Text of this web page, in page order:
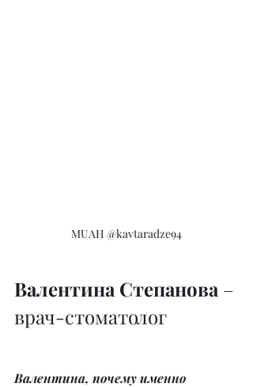
MUAH @kavtaradze94
Валентина Степанова –
врач-стоматолог
Валентина, почему именно